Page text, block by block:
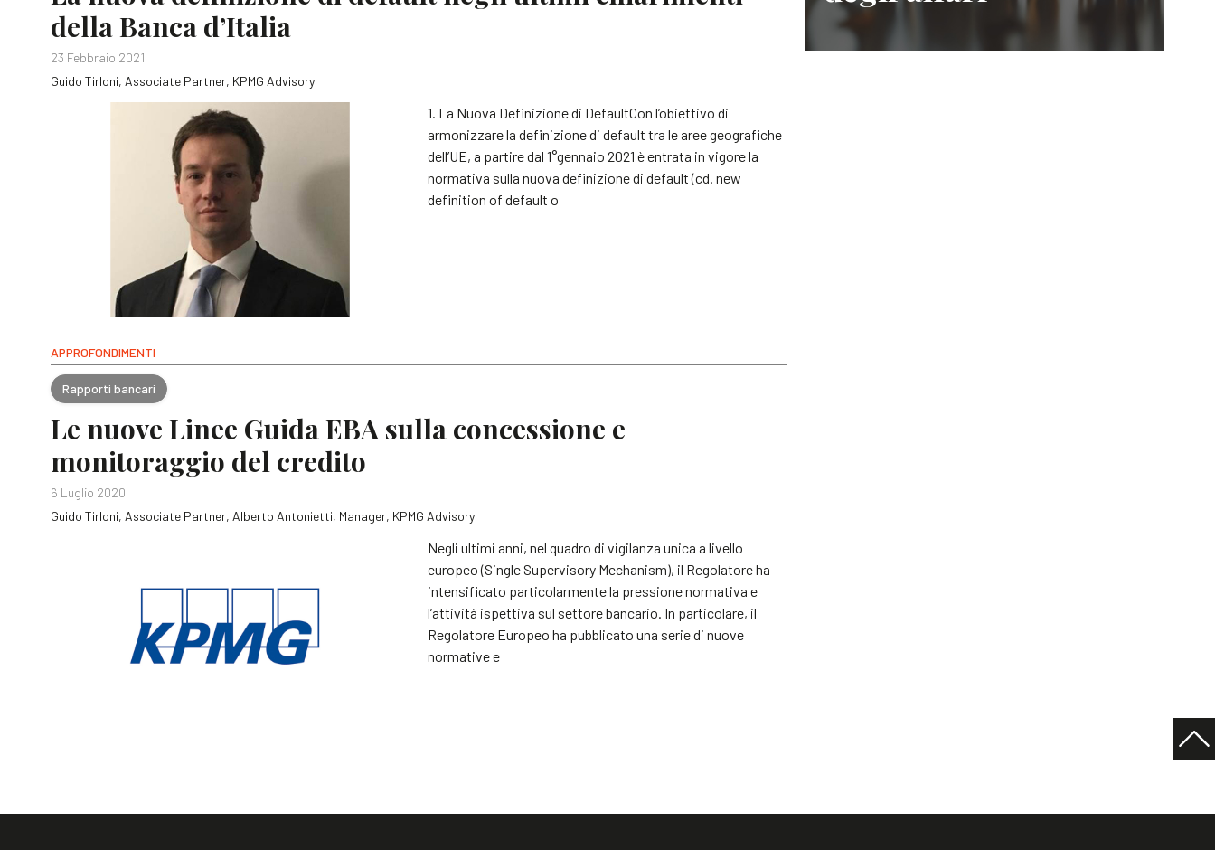
della Banca d’Italia
23 Febbraio 2021
Guido Tirloni, Associate Partner, KPMG Advisory
1. La Nuova Definizione di DefaultCon l’obiettivo di
armonizzare la definizione di default tra le aree geografiche
dell’UE, a partire dal 1°gennaio 2021 è entrata in vigore la
normativa sulla nuova definizione di default (cd. new
definition of default o
APPROFONDIMENTI
Rapporti bancari
Le nuove Linee Guida EBA sulla concessione e
monitoraggio del credito
6 Luglio 2020
Guido Tirloni, Associate Partner, Alberto Antonietti, Manager, KPMG Advisory
Negli ultimi anni, nel quadro di vigilanza unica a livello
europeo (Single Supervisory Mechanism), il Regolatore ha
intensificato particolarmente la pressione normativa e
l’attività ispettiva sul settore bancario. In particolare, il
Regolatore Europeo ha pubblicato una serie di nuove
normative e